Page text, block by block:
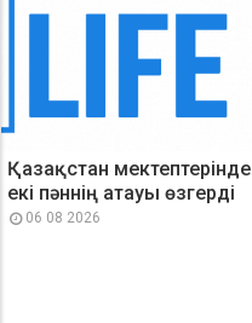
Қазақстан мектептерінде
екі пәннің атауы өзгерді
06 08 2026